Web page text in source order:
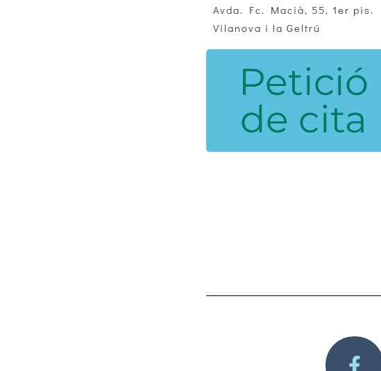
Avda. Fc. Macià, 55, 1er pis.
Vilanova i la Geltrú
Petició
de cita